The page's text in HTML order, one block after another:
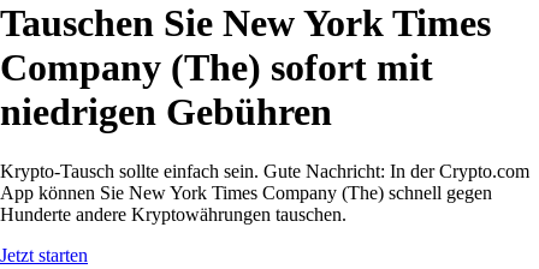
Tauschen Sie New York Times
Company (The) sofort mit
niedrigen Gebühren
Krypto-Tausch sollte einfach sein. Gute Nachricht: In der Crypto.com
App können Sie New York Times Company (The) schnell gegen
Hunderte andere Kryptowährungen tauschen.
Jetzt starten